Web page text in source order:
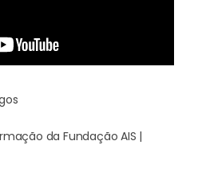
da Fundação AIS |